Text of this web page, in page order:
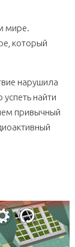
мире.
который
нарушила
найти
привычный